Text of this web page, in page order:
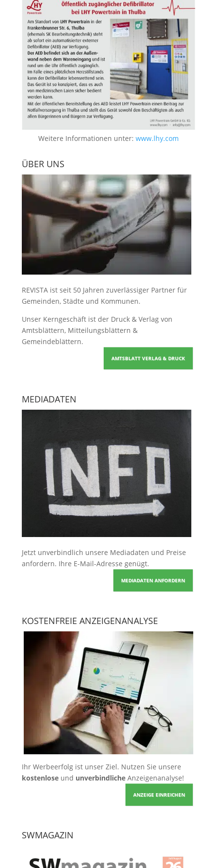
Weitere Informationen unter: www.lhy.com
ÜBER UNS
REVISTA ist seit 50 Jahren zuverlässiger Partner für
Gemeinden, Städte und Kommunen.
Unser Kerngeschäft ist der Druck & Verlag von
Amtsblättern, Mitteilungsblättern &
Gemeindeblättern.
AMTSBLATT VERLAG & DRUCK
MEDIADATEN
Jetzt unverbindlich unsere Mediadaten und Preise
anfordern. Ihre E-Mail-Adresse genügt.
MEDIADATEN ANFORDERN
KOSTENFREIE ANZEIGENANALYSE
Ihr Werbeerfolg ist unser Ziel. Nutzen Sie unsere
kostenloseund unverbindlicheAnzeigenanalyse!
ANZEIGE EINREICHEN
SWMAGAZIN